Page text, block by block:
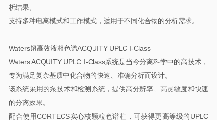
析结果。
支持多种电离模式和工作模式，适用于不同化合物的分析需求。
Waters超高效液相色谱ACQUITY UPLC I-Class
Waters ACQUITY UPLC I-Class系统是当今分离科学中的高技术，
专为满足复杂基质中化合物的快速、准确分析而设计。
该系统采用的泵技术和检测系统，提供高分辨率、高灵敏度和快速
的分离效果。
配合使用CORTECS实心核颗粒色谱柱，可获得更高等级的UPLC